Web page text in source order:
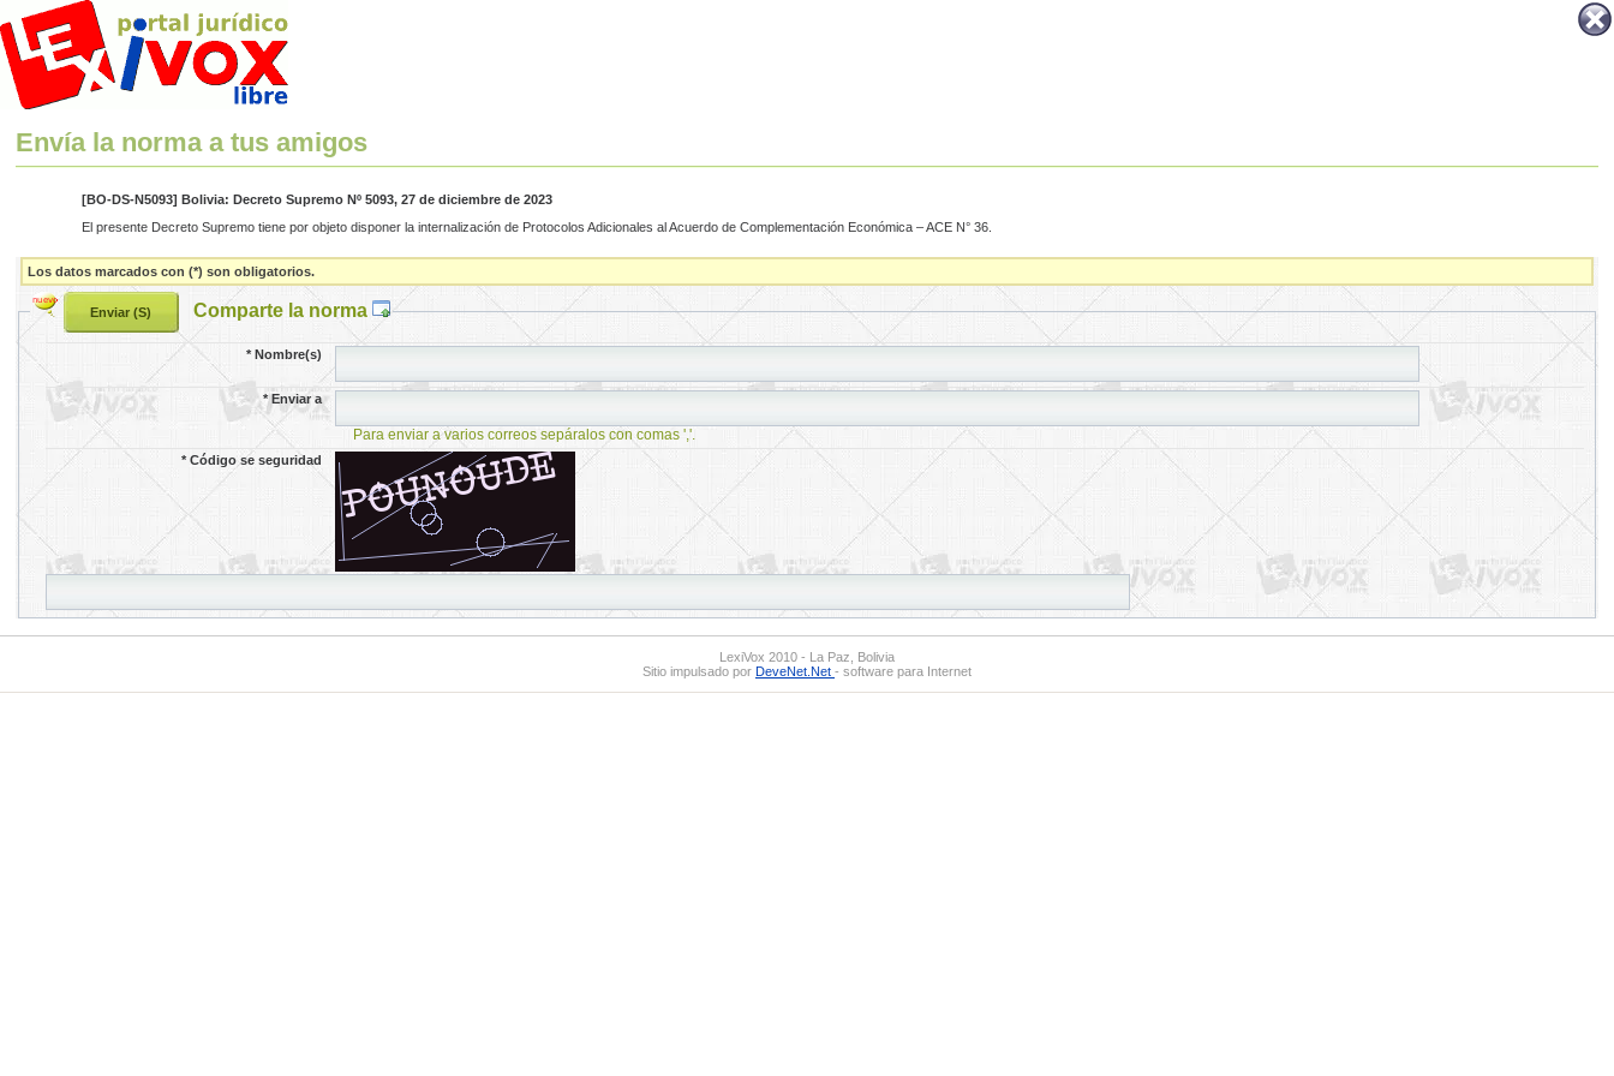
Envía la norma a tus amigos
[BO-DS-N5093] Bolivia: Decreto Supremo Nº 5093, 27 de diciembre de 2023
El presente Decreto Supremo tiene por objeto disponer la internalización de Protocolos Adicionales al Acuerdo de Complementación Económica – ACE N° 36.
Los datos marcados con (*) son obligatorios.
Comparte la norma
*Nombre(s)
*Enviar a
Para enviar a varios correos sepáralos con comas ','.
*Código se seguridad
LexiVox 2010 - La Paz, Bolivia
Sitio impulsado por DeveNet.Net - software para Internet